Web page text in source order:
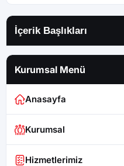
İçerik Başlıkları
Kurumsal Menü
Anasayfa
Kurumsal
Hizmetlerimiz